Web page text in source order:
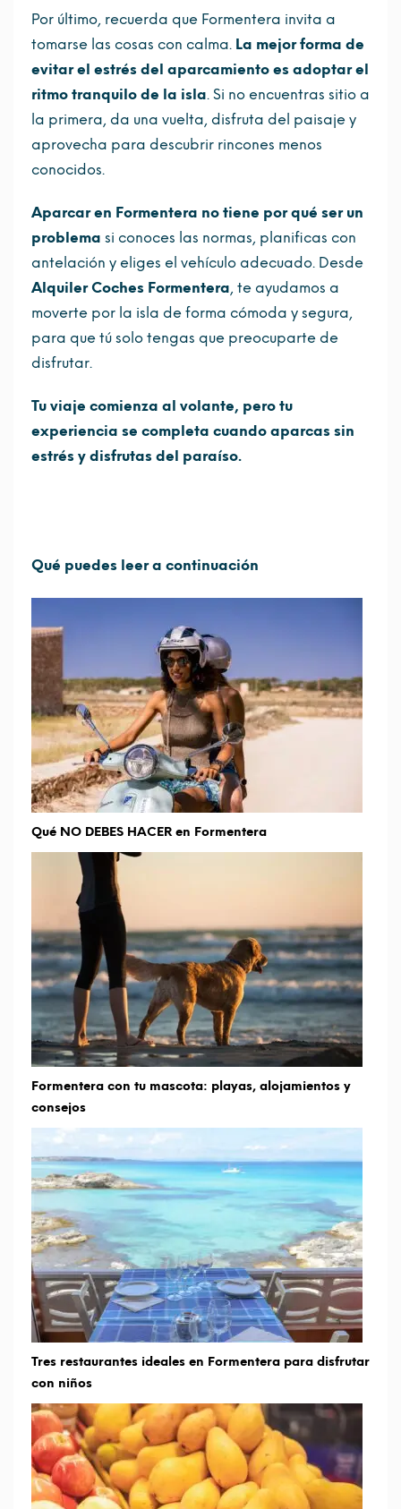
Por último, recuerda que Formentera invita a
tomarse las cosas con calma. La mejor forma de
evitar el estrés del aparcamiento es adoptar el
ritmo tranquilo de la isla. Si no encuentras sitio a
la primera, da una vuelta, disfruta del paisaje y
aprovecha para descubrir rincones menos
conocidos.
Aparcar en Formentera no tiene por qué ser un
problema si conoces las normas, planificas con
antelación y eliges el vehículo adecuado. Desde
Alquiler Coches Formentera, te ayudamos a
moverte por la isla de forma cómoda y segura,
para que tú solo tengas que preocuparte de
disfrutar.
Tu viaje comienza al volante, pero tu
experiencia se completa cuando aparcas sin
estrés y disfrutas del paraíso.
Qué puedes leer a continuación
Qué NO DEBES HACER en Formentera
Formentera con tu mascota: playas, alojamientos y
consejos
Tres restaurantes ideales en Formentera para disfrutar
con niños